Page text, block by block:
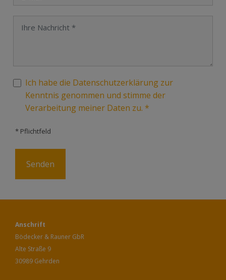
Ich habe die Datenschutzerklärung zur
Kenntnis genommen und stimme der
Verarbeitung meiner Daten zu. *
* Pflichtfeld
Anschrift
Bödecker & Rauner GbR
Alte Straße 9
30989 Gehrden